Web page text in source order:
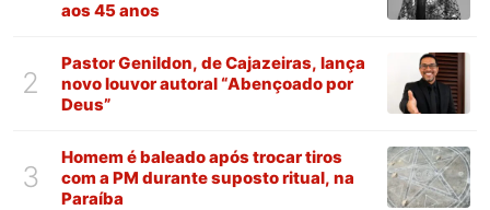
aos 45 anos
2
Pastor Genildon, de Cajazeiras, lança
novo louvor autoral “Abençoado por
Deus”
3
Homem é baleado após trocar tiros
com a PM durante suposto ritual, na
Paraíba